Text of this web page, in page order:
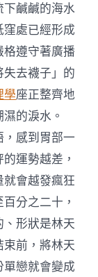
鹹鹹的海水
處已經形成
遵守著廣播
去襪子」的
學座正整齊地
的淚水。
，感到胃部一
運勢越差，
會越發瘋狂
分之二十，
形狀是林天
前，將林天
戀就會變成